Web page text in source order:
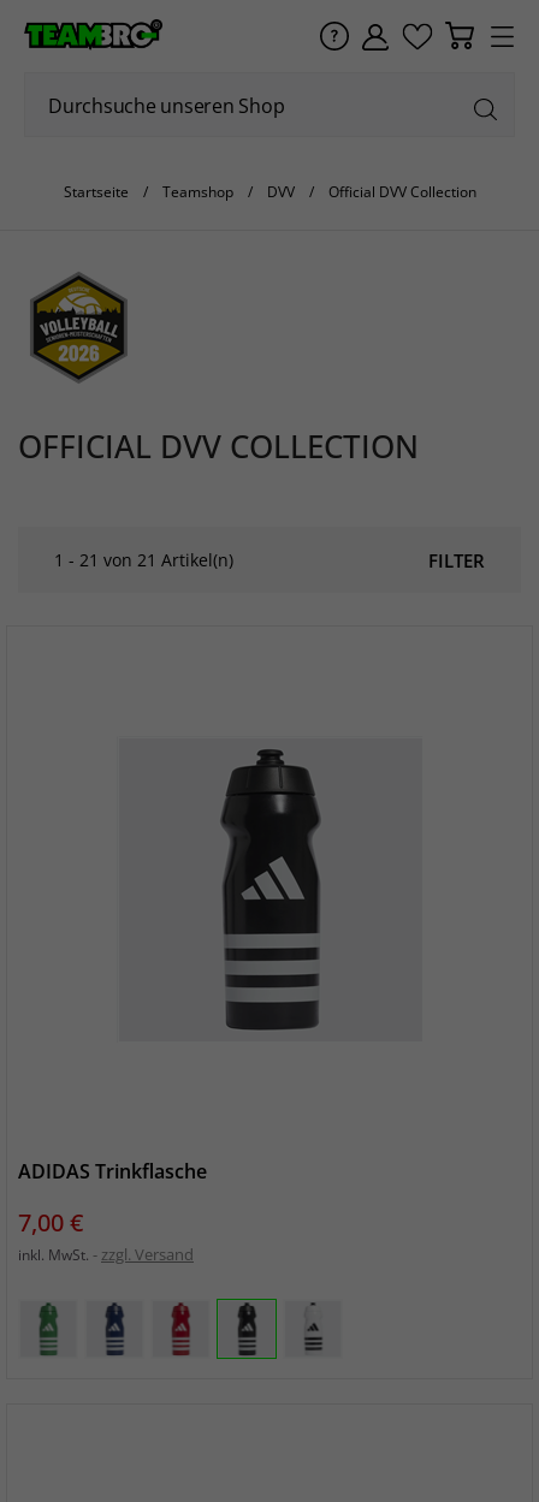
Startseite Teamshop DVV Official DVV Collection
OFFICIAL DVV COLLECTION
FILTER
1 - 21 von 21 Artikel(n)
ADIDAS Trinkflasche
Preis
7,00 €
inkl. MwSt. zzgl. Versand